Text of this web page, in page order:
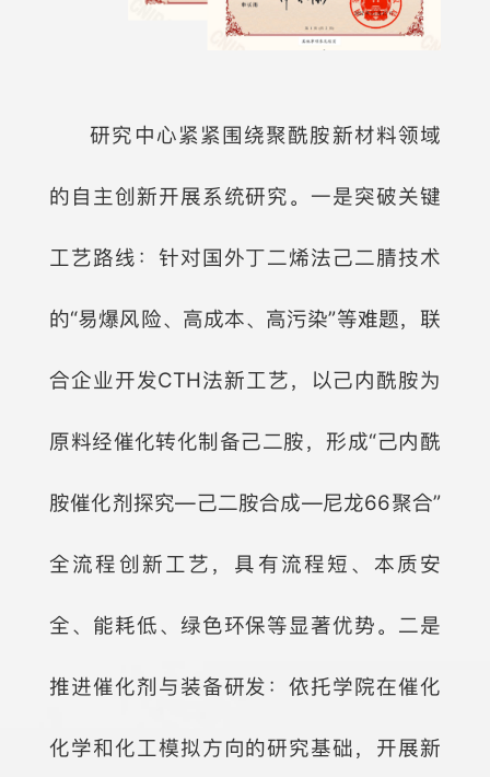
研究中心紧紧围绕聚酰胺新材料领域
的自主创新开展系统研究。一是突破关键
工艺路线：针对国外丁二烯法己二腈技术
的“易爆风险、高成本、高污染”等难题，联
合企业开发CTH法新工艺，以己内酰胺为
原料经催化转化制备己二胺，形成“己内酰
胺催化剂探究—己二胺合成—尼龙66聚合”
全流程创新工艺，具有流程短、本质安
全、能耗低、绿色环保等显著优势。二是
推进催化剂与装备研发：依托学院在催化
化学和化工模拟方向的研究基础，开展新